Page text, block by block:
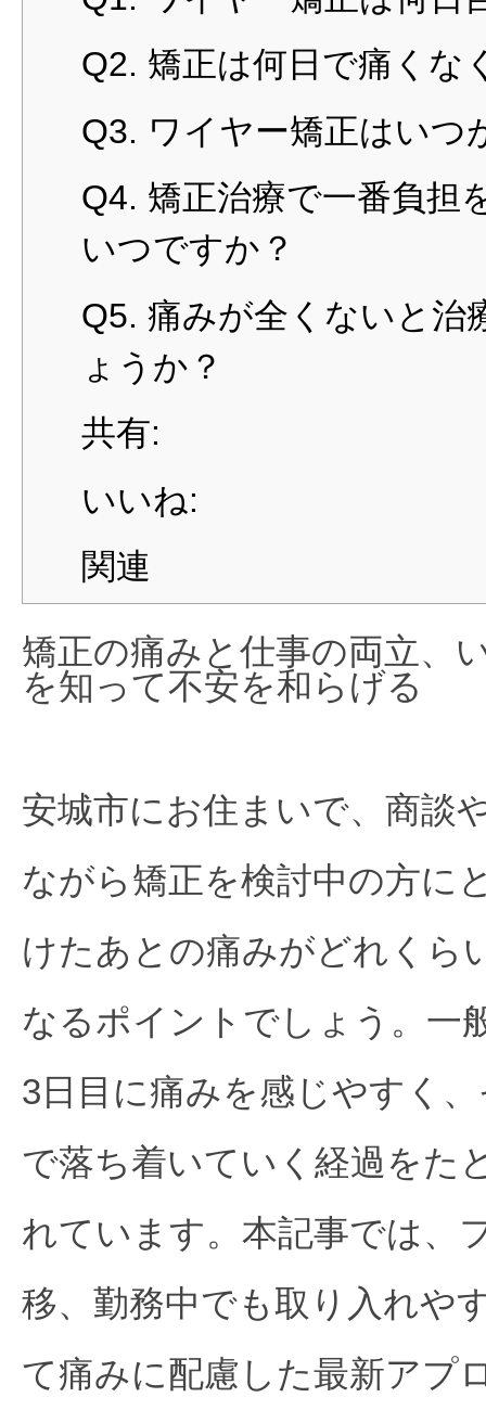
Q2. 矯正は何日で痛くな
Q3. ワイヤー矯正はいつ
Q4. 矯正治療で一番負担
いつですか？
Q5. 痛みが全くないと治
ょうか？
共有:
いいね:
関連
矯正の痛みと仕事の両立、
を知って不安を和らげる
安城市にお住まいで、商談
ながら矯正を検討中の方に
けたあとの痛みがどれくら
なるポイントでしょう。一
3日目に痛みを感じやすく
で落ち着いていく経過をた
れています。本記事では、
移、勤務中でも取り入れや
て痛みに配慮した最新アプ